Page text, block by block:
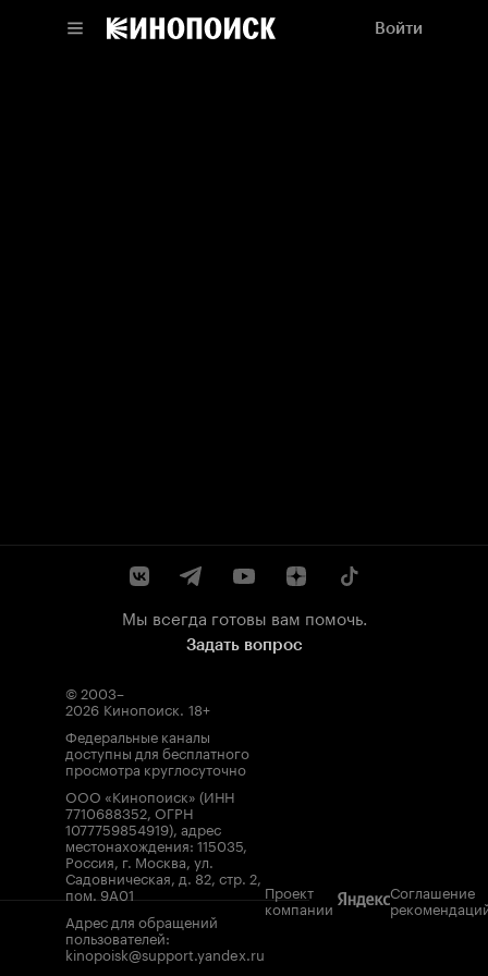
Войти
Мы всегда готовы вам помочь.
Задать вопрос
© 2003–
2026 Кинопоиск. 18+
Федеральные каналы
доступны для бесплатного
просмотра круглосуточно
ООО «Кинопоиск» (ИНН
7710688352, ОГРН
1077759854919), адрес
местонахождения: 115035,
Россия, г. Москва, ул.
Садовническая, д. 82, стр. 2,
пом. 9А01
Адрес для обращений
пользователей:
kinopoisk@support.yandex.ru
Проект
компании
Соглашение